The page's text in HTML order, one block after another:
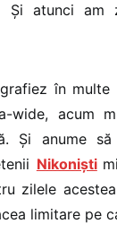
Și atunci
în multe
wide, acum
Și anume
Nikoniști
zilele
limitare pe